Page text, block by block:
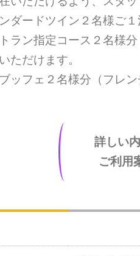
ダードツイン２名様ご
トラン指定コース２名様
ただけます。
ッフェ２名様分（フレ
詳しい
ご利用